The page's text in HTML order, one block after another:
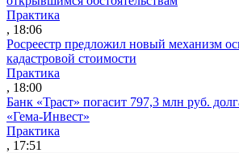
Практика
, 18:06
Росреестр предложил новый механизм
кадастровой стоимости
Практика
, 18:00
Банк «Траст» погасит 797,3 млн руб.
«Гема-Инвест»
Практика
, 17:51